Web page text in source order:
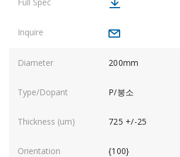
200mm
P/붕소
725 +/-25
{100}